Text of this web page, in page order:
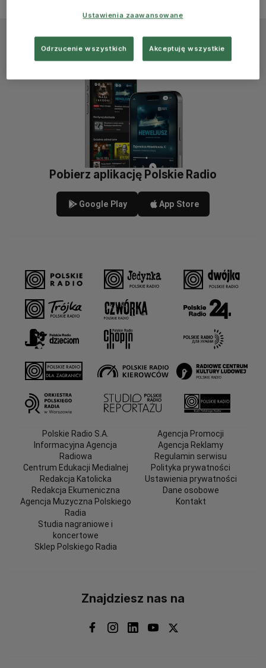
Pobierz aplikację Polskie Radio
Google Play App Store
Polskie Radio S.A.
Informacyjna Agencja
Radiowa
Centrum Edukacji Medialnej
Redakcja Katolicka
Redakcja Ekumeniczna
Agencja Muzyczna Polskiego
Radia
Studia nagraniowe i
koncertowe
Sklep Polskiego Radia
Agencja Promocji
Agencja Reklamy
Regulamin serwisu
Polityka prywatności
Ustawienia prywatności
Dane osobowe
Kontakt
Znajdziesz nas na
Ustawienia zaawansowane
Odrzucenie wszystkich Akceptuję wszystkie